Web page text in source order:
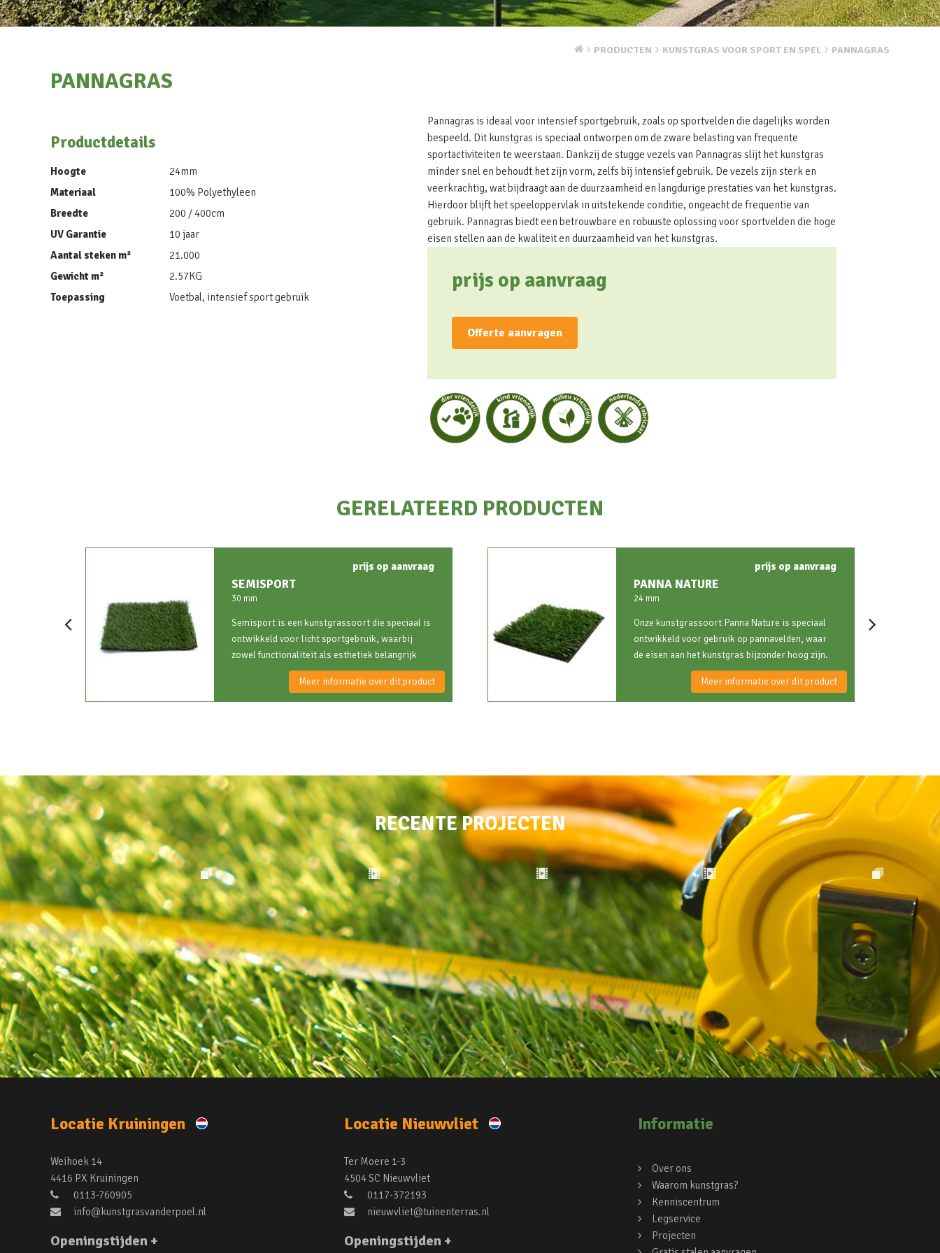
PRODUCTEN KUNSTGRAS VOOR SPORT EN SPEL PANNAGRAS
PANNAGRAS
Productdetails
Hoogte
24mm
Materiaal
100% Polyethyleen
Breedte
200 / 400cm
UV Garantie
10 jaar
Aantal steken m²
21.000
Gewicht m²
2.57KG
Toepassing
Voetbal, intensief sport gebruik
Pannagras is ideaal voor intensief sportgebruik, zoals op sportvelden die dagelijks worden
bespeeld. Dit kunstgras is speciaal ontworpen om de zware belasting van frequente
sportactiviteiten te weerstaan. Dankzij de stugge vezels van Pannagras slijt het kunstgras
minder snel en behoudt het zijn vorm, zelfs bij intensief gebruik. De vezels zijn sterk en
veerkrachtig, wat bijdraagt aan de duurzaamheid en langdurige prestaties van het kunstgras.
Hierdoor blijft het speeloppervlak in uitstekende conditie, ongeacht de frequentie van
gebruik. Pannagras biedt een betrouwbare en robuuste oplossing voor sportvelden die hoge
eisen stellen aan de kwaliteit en duurzaamheid van het kunstgras.
prijs op aanvraag
Offerte aanvragen
GERELATEERD PRODUCTEN
SEMISPORT
30 mm
prijs op aanvraag
Semisport is een kunstgrassoort die speciaal is
ontwikkeld voor licht sportgebruik, waarbij
zowel functionaliteit als esthetiek belangrijk
Meer informatie over dit product
PANNA NATURE
24 mm
prijs op aanvraag
Onze kunstgrassoort Panna Nature is speciaal
ontwikkeld voor gebruik op pannavelden, waar
de eisen aan het kunstgras bijzonder hoog zijn.
Meer informatie over dit product
RECENTE PROJECTEN
Locatie Kruiningen
Weihoek 14
4416 PX Kruiningen
0113-760905
info@kunstgrasvanderpoel.nl
Openingstijden +
Locatie Nieuwvliet
Ter Moere 1-3
4504 SC Nieuwvliet
0117-372193
nieuwvliet@tuinenterras.nl
Openingstijden +
Informatie
Over ons
Waarom kunstgras?
Kenniscentrum
Legservice
Projecten